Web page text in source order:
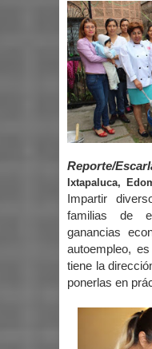
Reporte/
Ixtapaluca,
Impartir
familias de
ganancias
autoempleo,
tiene la
ponerlas en